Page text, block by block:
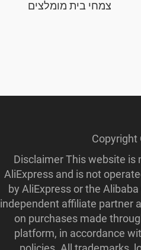
צמחי בית מומלצים
Copyright
Disclaimer This website is
AliExpress and is not
by AliExpress or the
independent affiliate partner
on purchases made
platform, in accordance